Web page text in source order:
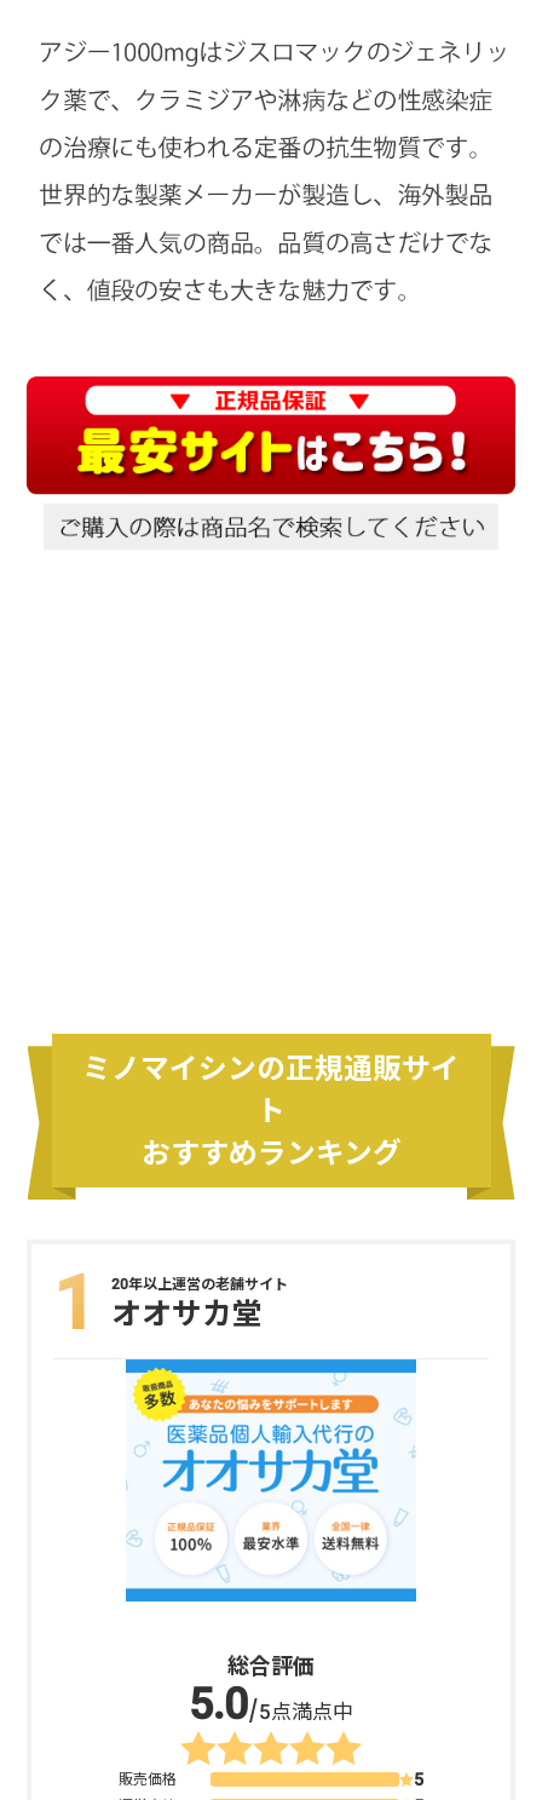
ミノマイシンの正規通販サイ
ト
おすすめランキング
20年以上運営の老舗サイト
オオサカ堂
総合評価
/5点満点中
販売価格